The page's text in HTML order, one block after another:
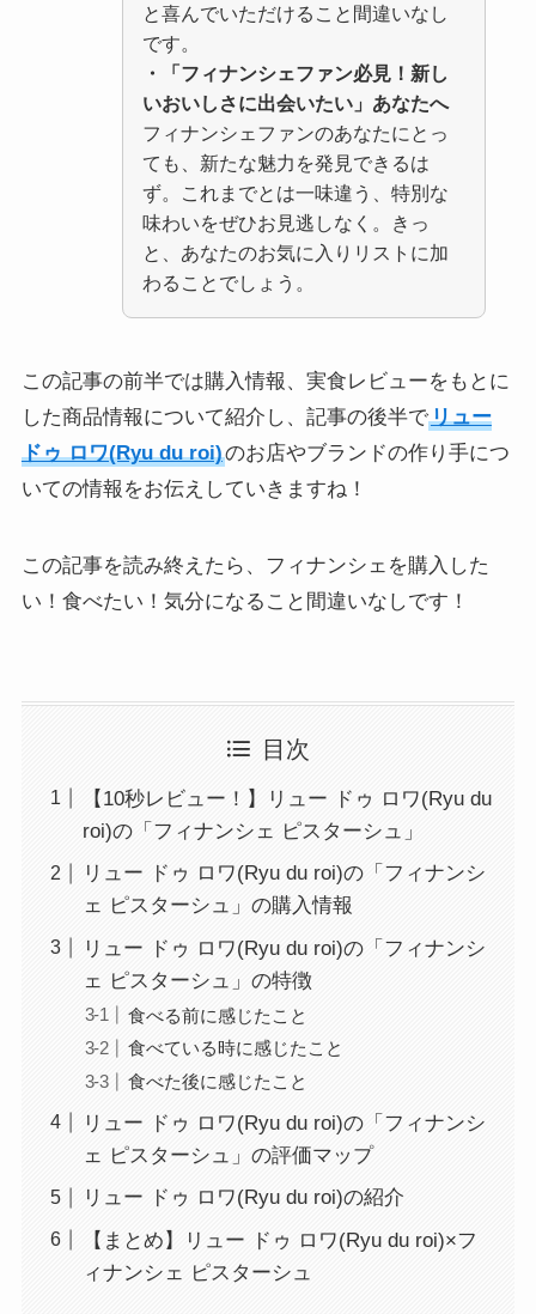
と喜んでいただけること間違いなし
です。
・「フィナンシェファン必見！新し
いおいしさに出会いたい」あなたへ
フィナンシェファンのあなたにとっ
ても、新たな魅力を発見できるは
ず。これまでとは一味違う、特別な
味わいをぜひお見逃しなく。きっ
と、あなたのお気に入りリストに加
わることでしょう。
この記事の前半では購入情報、実食レビューをもとに
した商品情報について紹介し、記事の後半でリュー
ドゥ ロワ(Ryu du roi)のお店やブランドの作り手につ
いての情報をお伝えしていきますね！
この記事を読み終えたら、フィナンシェを購入した
い！食べたい！気分になること間違いなしです！
目次
【10秒レビュー！】リュー ドゥ ロワ(Ryu du
roi)の「フィナンシェ ピスターシュ」
リュー ドゥ ロワ(Ryu du roi)の「フィナンシ
ェ ピスターシュ」の購入情報
リュー ドゥ ロワ(Ryu du roi)の「フィナンシ
ェ ピスターシュ」の特徴
食べる前に感じたこと
食べている時に感じたこと
食べた後に感じたこと
リュー ドゥ ロワ(Ryu du roi)の「フィナンシ
ェ ピスターシュ」の評価マップ
リュー ドゥ ロワ(Ryu du roi)の紹介
【まとめ】リュー ドゥ ロワ(Ryu du roi)×フ
ィナンシェ ピスターシュ